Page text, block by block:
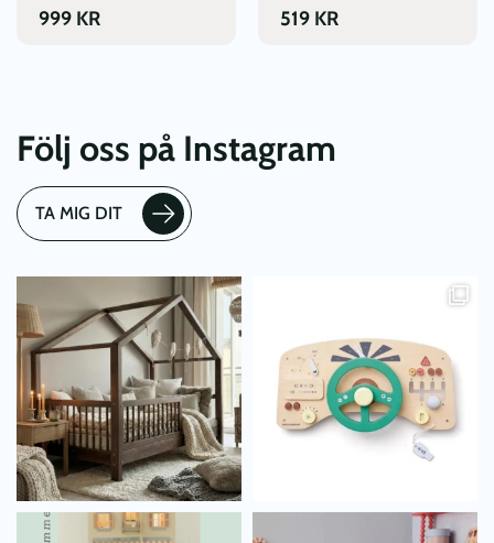
999 KR 519 KR
Följ oss på Instagram
TA MIG DIT